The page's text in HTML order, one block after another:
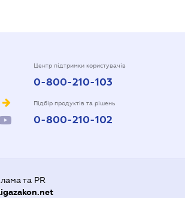
Центр підтримки користувачів
0-800-210-103
Підбір продуктів та рішень
0-800-210-102
та PR